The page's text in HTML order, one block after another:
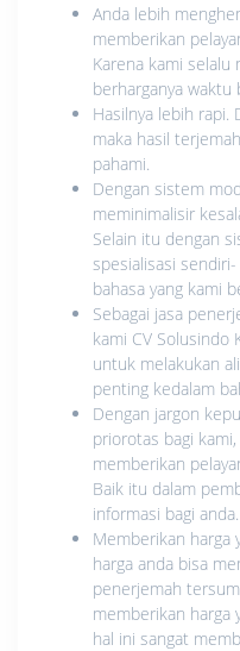
Anda lebih
memberikan
Karena kami selalu
berharganya waktu
Hasilnya lebih rapi.
maka hasil
pahami.
Dengan sistem
meminimalisir
Selain itu dengan
spesialisasi
bahasa yang kami
Sebagai jasa
kami CV Solusindo
untuk melakukan
penting kedalam
Dengan jargon
priorotas bagi
memberikan
Baik itu dalam
informasi bagi anda.
Memberikan harga
harga anda bisa
penerjemah
memberikan harga
hal ini sangat